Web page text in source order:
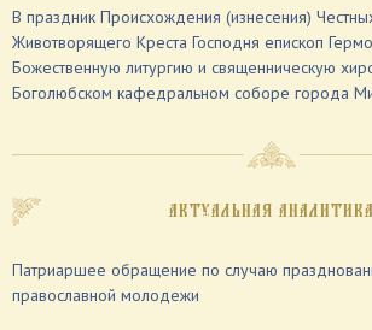
В праздник Происхождения (изнесения)
Животворящего Креста Господня епископ
Божественную литургию и священническую
Боголюбском кафедральном соборе города
АКТУАЛЬНАЯ АНАЛИТИКА
Патриаршее обращение по случаю
православной молодежи